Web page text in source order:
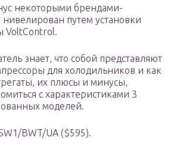
некоторыми брендами-
путем установки
VoltControl.
знает, что собой представляют
для холодильников и как
их плюсы и минусы,
с характеристиками 3
моделей.
BWT/UA ($595).